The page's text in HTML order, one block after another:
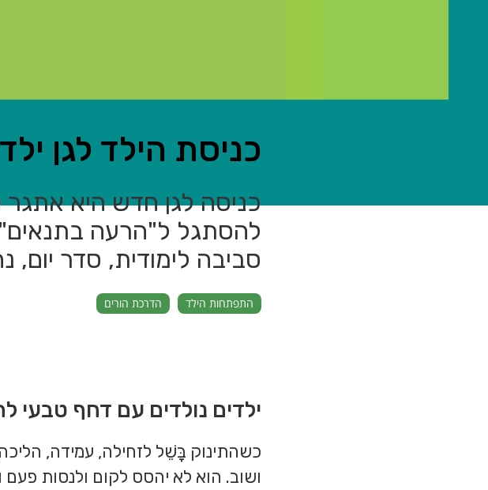
כניסת הילד לגן
כניסה לגן חדש היא
להסתגל ל"הרעה
סביבה לימודית, סדר יום,
התפתחות הילד הדרכת הורים
ילדים נולדים עם דחף
כשהתינוק בָּשֵׁל לזחילה, עמידה,
ושוב. הוא לא יהסס לקום ולנסות